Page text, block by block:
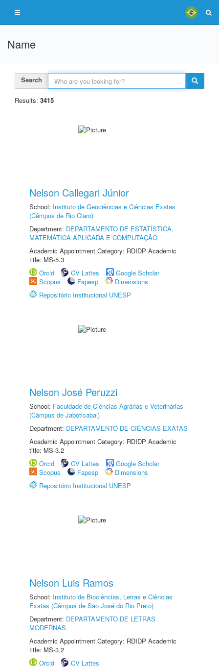
Name
Search
Results: 3415
Nelson Callegari Júnior
School: Instituto de Geociências e Ciências Exatas
(Câmpus de Rio Claro)
Department: DEPARTAMENTO DE ESTATÍSTICA,
MATEMÁTICA APLICADA E COMPUTAÇÃO
Academic Appointment Category: RDIDP Academic
title: MS-5.3
Orcid
CV Lattes
Google Scholar
Scopus
Fapesp
Dimensions
Repositório Institucional UNESP
Nelson José Peruzzi
School: Faculdade de Ciências Agrárias e Veterinárias
(Câmpus de Jaboticabal)
Department: DEPARTAMENTO DE CIÊNCIAS EXATAS
Academic Appointment Category: RDIDP Academic
title: MS-3.2
Orcid
CV Lattes
Google Scholar
Scopus
Fapesp
Dimensions
Repositório Institucional UNESP
Nelson Luis Ramos
School: Instituto de Biociências, Letras e Ciências
Exatas (Câmpus de São José do Rio Preto)
Department: DEPARTAMENTO DE LETRAS
MODERNAS
Academic Appointment Category: RDIDP Academic
title: MS-3.2
Orcid
CV Lattes